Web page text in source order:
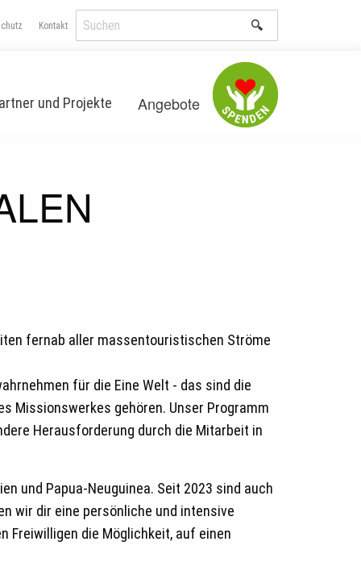
Kontakt
und Projekte Angebote
fernab aller massentouristischen Ströme
für die Eine Welt - das sind die
Missionswerkes gehören. Unser Programm
Herausforderung durch die Mitarbeit in
und Papua-Neuguinea. Seit 2023 sind auch
wir dir eine persönliche und intensive
Freiwilligen die Möglichkeit, auf einen